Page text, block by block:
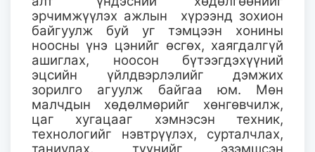
эрчимжүүлэх ажлын хүрээнд зохион
байгуулж буй уг тэмцээн хонины
ноосны үнэ цэнийг өсгөх, хаягдалгүй
ашиглах, ноосон бүтээгдэхүүний
эцсийн үйлдвэрлэлийг дэмжих
зорилго агуулж байгаа юм. Мөн
малчдын хөдөлмөрийг хөнгөвчилж,
цаг хугацааг хэмнэсэн техник,
технологийг нэвтрүүлэх, сурталчлах,